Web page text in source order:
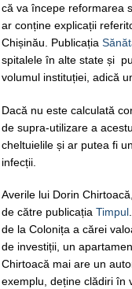
că va începe reformarea
ar conține explicații
Chișinău. Publicația
spitalele în alte state și
volumul instituției, adică
Dacă nu este calculată
de supra-utilizare a
cheltuielile și ar putea fi
infecții.
Averile lui Dorin
de către publicația Timpul
de la Colonița a cărei
de investiții, un
Chirtoacă mai are un
exemplu, deține clădiri în